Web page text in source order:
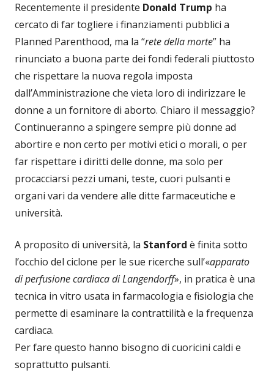
Recentemente il presidente Donald Trump ha
cercato di far togliere i finanziamenti pubblici a
Planned Parenthood, ma la “rete della morte” ha
rinunciato a buona parte dei fondi federali piuttosto
che rispettare la nuova regola imposta
dall’Amministrazione che vieta loro di indirizzare le
donne a un fornitore di aborto. Chiaro il messaggio?
Continueranno a spingere sempre più donne ad
abortire e non certo per motivi etici o morali, o per
far rispettare i diritti delle donne, ma solo per
procacciarsi pezzi umani, teste, cuori pulsanti e
organi vari da vendere alle ditte farmaceutiche e
università.
A proposito di università, la Stanford è finita sotto
l’occhio del ciclone per le sue ricerche sull’«apparato
di perfusione cardiaca di Langendorff», in pratica è una
tecnica in vitro usata in farmacologia e fisiologia che
permette di esaminare la contrattilità e la frequenza
cardiaca.
Per fare questo hanno bisogno di cuoricini caldi e
soprattutto pulsanti.